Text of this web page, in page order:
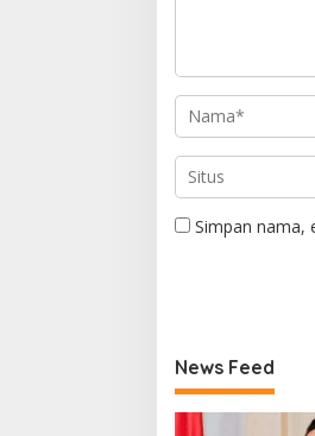
Simpan nama,
News Feed